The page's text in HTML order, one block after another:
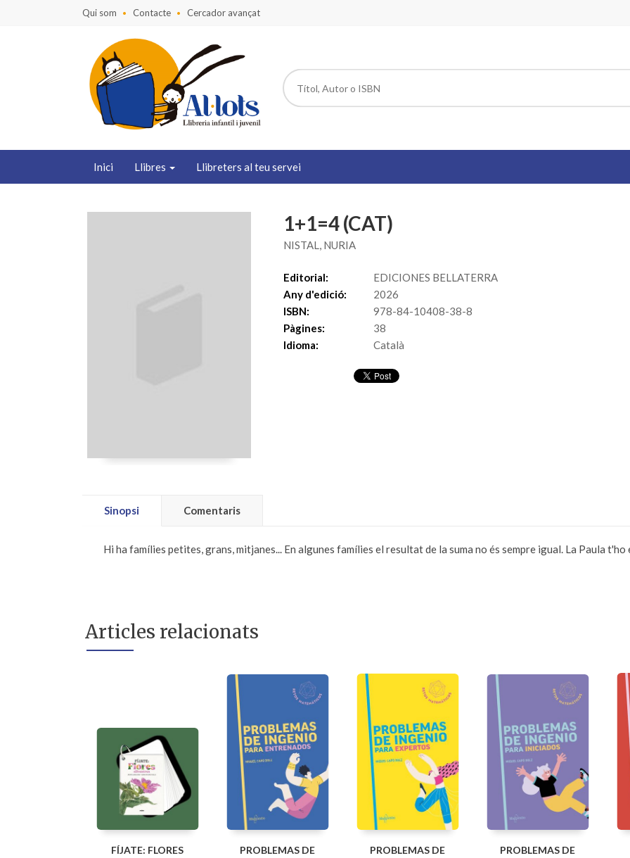
Qui som Contacte Cercador avançat
Inici Llibres Llibreters al teu servei
1+1=4 (CAT)
NISTAL, NURIA
Editorial:
EDICIONES BELLATERRA
Any d'edició:
2026
ISBN:
978-84-10408-38-8
Pàgines:
38
Idioma:
Català
Sinopsi Comentaris
Hi ha famílies petites, grans, mitjanes... En algunes famílies el resultat de la suma no és sempre igual. La Paula t'ho
Articles relacionats
FÍJATE: FLORES
PROBLEMAS DE
PROBLEMAS DE
PROBLEMAS DE